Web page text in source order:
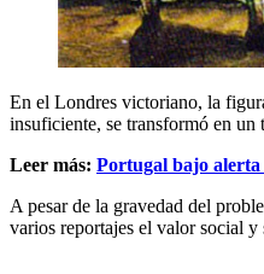
En el Londres victoriano, la
insuficiente, se transformó en un
Leer más: Portugal bajo
A pesar de la gravedad del
varios reportajes el valor social y